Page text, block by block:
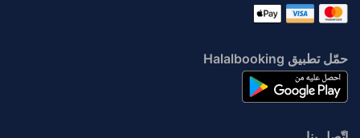
حمّل تطبيق Halalbooking